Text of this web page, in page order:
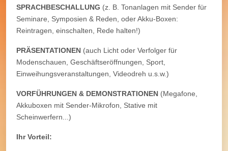
SPRACHBESCHALLUNG (z. B. Tonanlagen mit Sender für
Seminare, Symposien & Reden, oder Akku-Boxen:
Reintragen, einschalten, Rede halten!)
PRÄSENTATIONEN (auch Licht oder Verfolger für
Modenschauen, Geschäftseröffnungen, Sport,
Einweihungsveranstaltungen, Videodreh u.s.w.)
VORFÜHRUNGEN & DEMONSTRATIONEN (Megafone,
Akkuboxen mit Sender-Mikrofon, Stative mit
Scheinwerfern...)
Ihr Vorteil: